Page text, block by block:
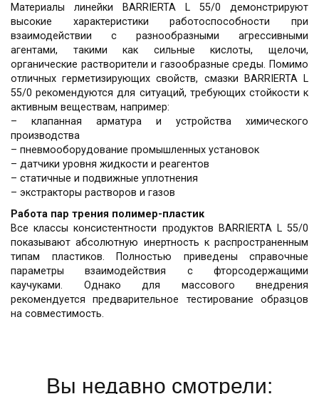
Материалы линейки BARRIERTA L 55/0 демонстрируют
высокие характеристики работоспособности при
взаимодействии с разнообразными агрессивными
агентами, такими как сильные кислоты, щелочи,
органические растворители и газообразные среды. Помимо
отличных герметизирующих свойств, смазки BARRIERTA L
55/0 рекомендуются для ситуаций, требующих стойкости к
активным веществам, например:
– клапанная арматура и устройства химического
производства
– пневмооборудование промышленных установок
– датчики уровня жидкости и реагентов
– статичные и подвижные уплотнения
– экстракторы растворов и газов
Работа пар трения полимер-пластик
Все классы консистентности продуктов BARRIERTA L 55/0
показывают абсолютную инертность к распространенным
типам пластиков. Полностью приведены справочные
параметры взаимодействия с фторсодержащими
каучуками. Однако для массового внедрения
рекомендуется предварительное тестирование образцов
на совместимость.
Вы недавно смотрели: